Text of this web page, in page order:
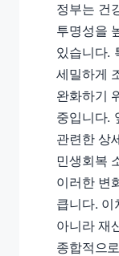
정부는 건
투명성을
있습니다.
세밀하게
완화하기
중입니다.
관련한 상
민생회복
이러한 변
큽니다. 이
아니라 재
종합적으